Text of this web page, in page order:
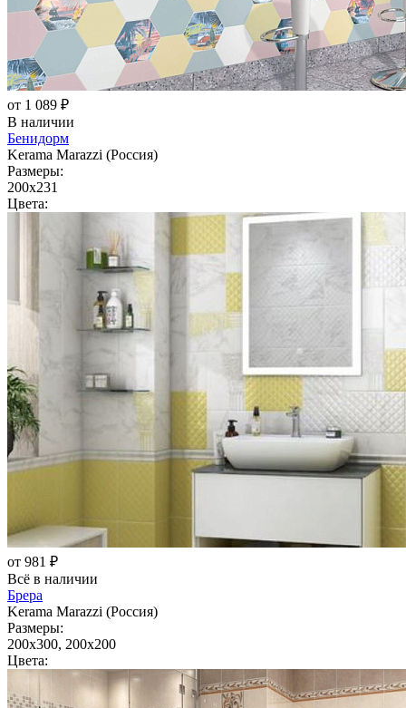
от 1 089 ₽
В наличии
Бенидорм
Kerama Marazzi (Россия)
Размеры:
200x231
Цвета:
от 981 ₽
Всё в наличии
Брера
Kerama Marazzi (Россия)
Размеры:
200x300, 200x200
Цвета: